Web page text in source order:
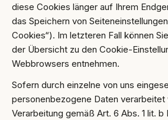
diese Cookies länger auf Ihrem
das Speichern von
Cookies“). Im letzteren Fall können
der Übersicht zu den Cookie-
Webbrowsers entnehmen.
Sofern durch einzelne von uns
personenbezogene Daten
Verarbeitung gemäß Art. 6 Abs. 1 lit. b